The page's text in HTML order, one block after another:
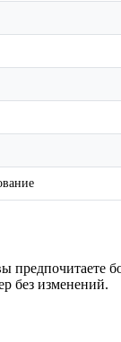
без изменений.